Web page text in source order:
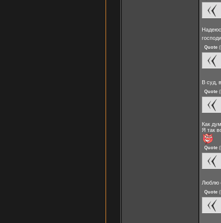
Quote (
В суд,
Quote (
Как
Я так
Quote (
Люблю
Quote (